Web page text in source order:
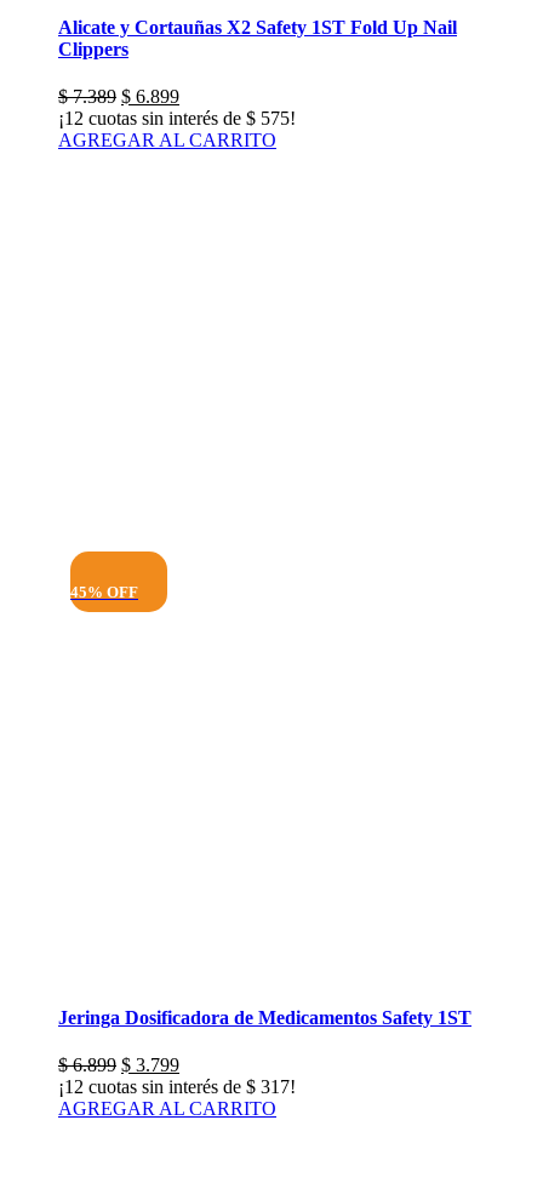
Alicate y Cortauñas X2 Safety 1ST Fold Up Nail
Clippers
$7.389 El
precio
original
$ 6.899El
precio
actual
¡12 cuotas sin interés de $ 575!
AGREGAR AL CARRITO
45% OFF
Jeringa Dosificadora de Medicamentos Safety 1ST
$6.899 El
precio
original
$ 3.799El
precio
actual
¡12 cuotas sin interés de $ 317!
AGREGAR AL CARRITO